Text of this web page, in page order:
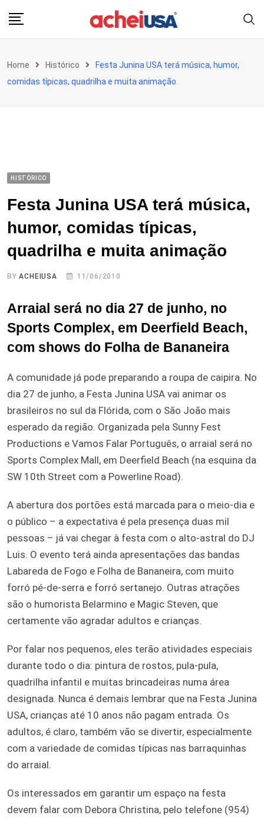
Home Histórico
Festa Junina USA terá música, humor,
comidas típicas, quadrilha e muita animação
HISTÓRICO
Festa Junina USA terá música,
humor, comidas típicas,
quadrilha e muita animação
BYACHEIUSA 11/06/2010
Arraial será no dia 27 de junho, no
Sports Complex, em Deerfield Beach,
com shows do Folha de Bananeira
A comunidade já pode preparando a roupa de caipira. No
dia 27 de junho, a Festa Junina USA vai animar os
brasileiros no sul da Flórida, com o São João mais
esperado da região. Organizada pela Sunny Fest
Productions e Vamos Falar Português, o arraial será no
Sports Complex Mall, em Deerfield Beach (na esquina da
SW 10th Street com a Powerline Road).
A abertura dos portões está marcada para o meio-dia e
o público – a expectativa é pela presença duas mil
pessoas – já vai chegar à festa com o alto-astral do DJ
Luis. O evento terá ainda apresentações das bandas
Labareda de Fogo e Folha de Bananeira, com muito
forró pé-de-serra e forró sertanejo. Outras atrações
são o humorista Belarmino e Magic Steven, que
certamente vão agradar adultos e crianças.
Por falar nos pequenos, eles terão atividades especiais
durante todo o dia: pintura de rostos, pula-pula,
quadrilha infantil e muitas brincadeiras numa área
designada. Nunca é demais lembrar que na Festa Junina
USA, crianças até 10 anos não pagam entrada. Os
adultos, é claro, também vão se divertir, especialmente
com a variedade de comidas típicas nas barraquinhas
do arraial.
Os interessados em garantir um espaço na festa
devem falar com Debora Christina, pelo telefone (954)